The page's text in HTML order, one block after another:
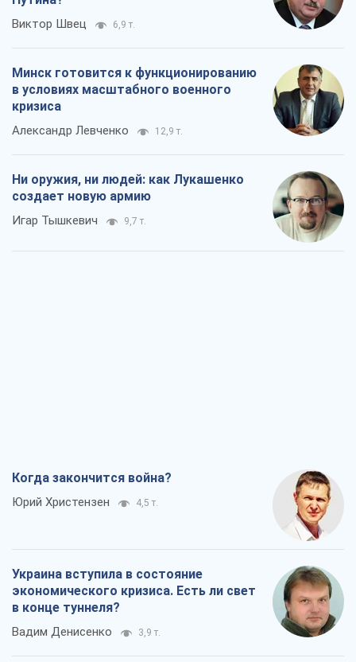
Виктор Швец 6,9 т.
Минск готовится к функционированию
в условиях масштабного военного
кризиса
Александр Левченко 12,9 т.
Ни оружия, ни людей: как Лукашенко
создает новую армию
Игар Тышкевич 9,7 т.
Когда закончится война?
Юрий Христензен 4,5 т.
Украина вступила в состояние
экономического кризиса. Есть ли свет
в конце туннеля?
Вадим Денисенко 3,9 т.